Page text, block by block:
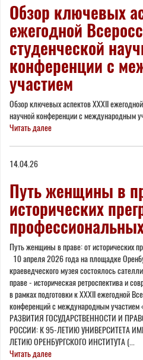
Обзор ключевых
ежегодной
студенческой
конференции с
участием
Обзор ключевых аспектов XXXII
научной конференции с международным
Читать далее
14.04.26
Путь женщины в
исторических
Путь женщины в праве: от исторических
10 апреля 2026 года на площадке
краеведческого музея состоялось
праве - историческая ретроспектива и
в рамках подготовки к XXXII ежегодной
конференций с международным
РАЗВИТИЯ ГОСУДАРСТВЕННОСТИ И
РОССИИ: К 95-ЛЕТИЮ УНИВЕРСИТЕТА
ЛЕТИЮ ОРЕНБУРГСКОГО ИНСТИТУТА (...
Читать далее